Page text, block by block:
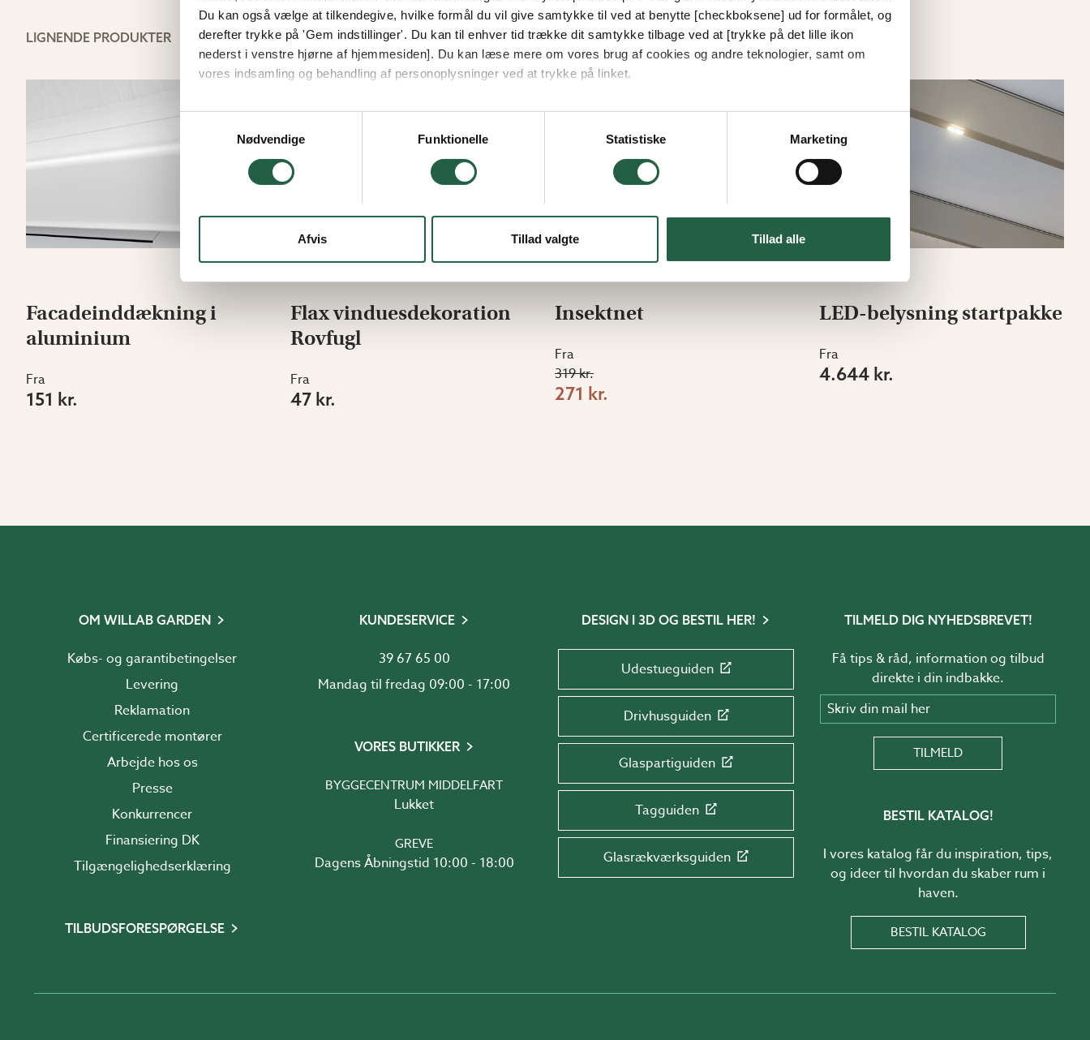
Du kan også vælge at tilkendegive, hvilke formål du vil give samtykke til ved at benytte [checkboksene] ud for formålet, og
derefter trykke på 'Gem indstillinger'. Du kan til enhver tid trække dit samtykke tilbage ved at [trykke på det lille ikon
nederst i venstre hjørne af hjemmesiden]. Du kan læse mere om vores brug af cookies og andre teknologier, samt om
vores indsamling og behandling af personoplysninger ved at trykke på linket.
Få flere oplysninger om, hvordan Google behandler personlige oplysninger
Nødvendige
Funktionelle Statistiske Marketing
Afvis Tillad valgte Tillad alle
LIGNENDE PRODUKTER
Facadeinddækning i
aluminium
Fra
151 kr.
Flax vinduesdekoration
Rovfugl
Fra
47 kr.
15%
Insektnet
Fra
319 kr.
271 kr.
LED-belysning startpakke
Fra
4.644 kr.
OM WILLAB GARDEN
Købs- og garantibetingelser
Levering
Reklamation
Certificerede montører
Arbejde hos os
Presse
Konkurrencer
Finansiering DK
Tilgængelighedserklæring
TILBUDSFORESPØRGELSE
KUNDESERVICE
39 67 65 00
Mandag til fredag 09:00 - 17:00
VORES BUTIKKER
BYGGECENTRUM MIDDELFART
Lukket
GREVE
Dagens Åbningstid 10:00 - 18:00
DESIGN I 3D OG BESTIL HER!
Udestueguiden
Drivhusguiden
Glaspartiguiden
Tagguiden
Glasrækværksguiden
TILMELD DIG NYHEDSBREVET!
Få tips & råd, information og tilbud
direkte i din indbakke.
Skriv din mail her
TILMELD
BESTIL KATALOG!
I vores katalog får du inspiration, tips,
og ideer til hvordan du skaber rum i
haven.
BESTIL KATALOG